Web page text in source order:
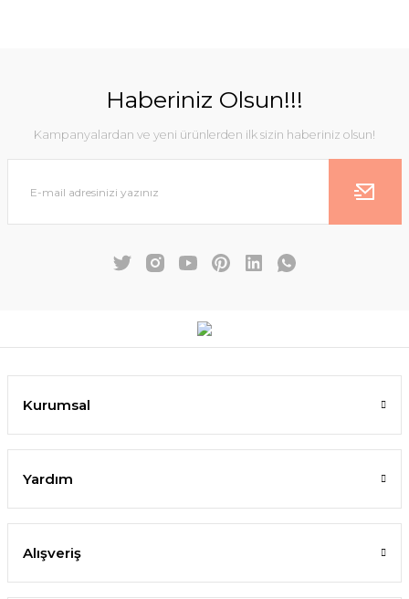
Haberiniz Olsun!!!
Kampanyalardan ve yeni ürünlerden ilk sizin haberiniz olsun!
Kurumsal
Yardım
Alışveriş